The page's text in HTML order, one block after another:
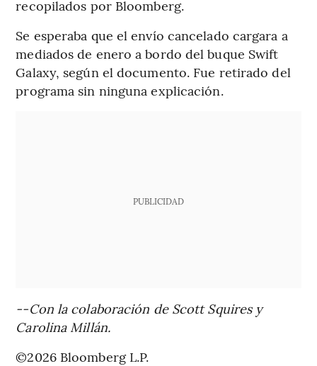
recopilados por Bloomberg.
Se esperaba que el envío cancelado cargara a
mediados de enero a bordo del buque Swift
Galaxy, según el documento. Fue retirado del
programa sin ninguna explicación.
PUBLICIDAD
--Con la colaboración de Scott Squires y
Carolina Millán.
©2026 Bloomberg L.P.